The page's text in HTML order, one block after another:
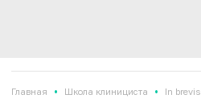
Главная • Школа клинициста • In brevis